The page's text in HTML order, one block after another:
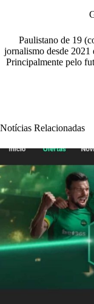
Paulistano de 19
jornalismo desde 2021
Principalmente pelo
Notícias Relacionadas